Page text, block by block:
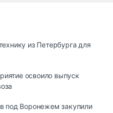
из Петербурга для
освоило выпуск
под Воронежем закупили